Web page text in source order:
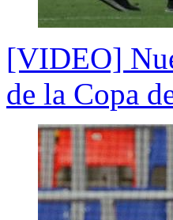
[VIDEO]
de la Copa